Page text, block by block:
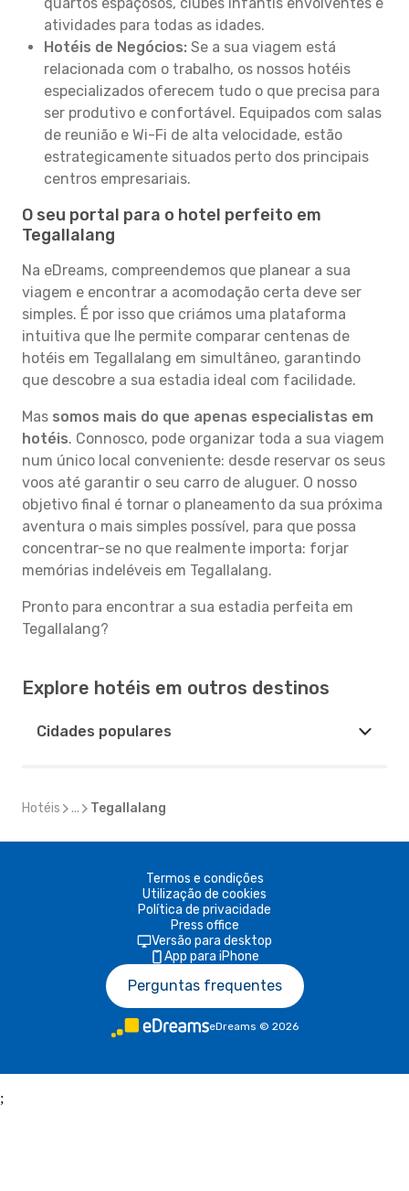
atividades para todas as idades.
Hotéis de Negócios: Se a sua viagem está
relacionada com o trabalho, os nossos hotéis
especializados oferecem tudo o que precisa para
ser produtivo e confortável. Equipados com salas
de reunião e Wi-Fi de alta velocidade, estão
estrategicamente situados perto dos principais
centros empresariais.
O seu portal para o hotel perfeito em
Tegallalang
Na eDreams, compreendemos que planear a sua
viagem e encontrar a acomodação certa deve ser
simples. É por isso que criámos uma plataforma
intuitiva que lhe permite comparar centenas de
hotéis em Tegallalang em simultâneo, garantindo
que descobre a sua estadia ideal com facilidade.
Mas somos mais do que apenas especialistas em
hotéis. Connosco, pode organizar toda a sua viagem
num único local conveniente: desde reservar os seus
voos até garantir o seu carro de aluguer. O nosso
objetivo final é tornar o planeamento da sua próxima
aventura o mais simples possível, para que possa
concentrar-se no que realmente importa: forjar
memórias indeléveis em Tegallalang.
Pronto para encontrar a sua estadia perfeita em
Tegallalang?
Explore hotéis em outros destinos
Cidades populares
Hotéis ... Tegallalang
Termos e condições
Utilização de cookies
Política de privacidade
Press office
Versão para desktop
App para iPhone
Perguntas frequentes
eDreams © 2026
;